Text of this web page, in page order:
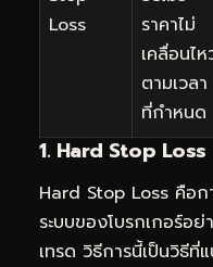
Loss
ราคาไม่
เคลื่อนไห
ตามเวลา
ที่กำหนด
1. Hard Stop Loss
Hard Stop Loss คือก
ระบบของโบรกเกอร์อ
เทรด วิธีการนี้เป็นวิธีที่